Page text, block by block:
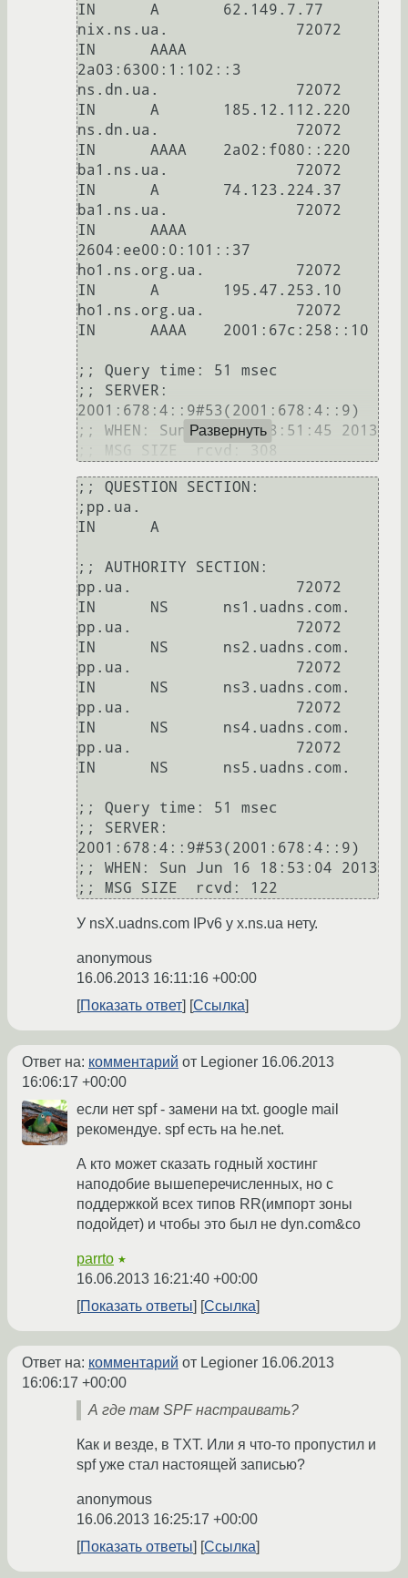
IN      A       62.149.7.77
nix.ns.ua.              72072
IN      AAAA
2a03:6300:1:102::3
ns.dn.ua.               72072
IN      A       185.12.112.220
ns.dn.ua.               72072
IN      AAAA    2a02:f080::220
ba1.ns.ua.              72072
IN      A       74.123.224.37
ba1.ns.ua.              72072
IN      AAAA
2604:ee00:0:101::37
ho1.ns.org.ua.          72072
IN      A       195.47.253.10
ho1.ns.org.ua.          72072
IN      AAAA    2001:67c:258::10
;; Query time: 51 msec
;; SERVER:
2001:678:4::9#53(2001:678:4::9)
;; WHEN: Sun Jun 16 18:51:45 2013
;; MSG SIZE  rcvd: 308
Развернуть
;; QUESTION SECTION:
;pp.ua.
IN      A
;; AUTHORITY SECTION:
pp.ua.                  72072
IN      NS      ns1.uadns.com.
pp.ua.                  72072
IN      NS      ns2.uadns.com.
pp.ua.                  72072
IN      NS      ns3.uadns.com.
pp.ua.                  72072
IN      NS      ns4.uadns.com.
pp.ua.                  72072
IN      NS      ns5.uadns.com.
;; Query time: 51 msec
;; SERVER:
2001:678:4::9#53(2001:678:4::9)
;; WHEN: Sun Jun 16 18:53:04 2013
;; MSG SIZE  rcvd: 122
У nsX.uadns.com IPv6 у x.ns.ua нету.
anonymous
16.06.2013 16:11:16 +00:00
Показать ответ
Ссылка
Ответ на: комментарий от Legioner 16.06.2013
16:06:17 +00:00
если нет spf - замени на txt. google mail
рекомендуе. spf есть на he.net.
А кто может сказать годный хостинг
наподобие вышеперечисленных, но с
поддержкой всех типов RR(импорт зоны
подойдет) и чтобы это был не dyn.com&co
parrto ★
16.06.2013 16:21:40 +00:00
Показать ответы
Ссылка
Ответ на: комментарий от Legioner 16.06.2013
16:06:17 +00:00
А где там SPF настраивать?
Как и везде, в TXT. Или я что-то пропустил и
spf уже стал настоящей записью?
anonymous
16.06.2013 16:25:17 +00:00
Показать ответы
Ссылка